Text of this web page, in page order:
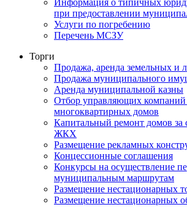
при предоставлении
Услуги по погребению
Перечень МСЗУ
Торги
Продажа, аренда земельных и
Продажа муниципального
Аренда муниципальной казны
Отбор управляющих компаний
многоквартирных домов
Капитальный ремонт домов за
ЖКХ
Размещение рекламных
Концессионные соглашения
Конкурсы на осуществление
муниципальным маршрутам
Размещение нестационарных
Размещение нестационарных